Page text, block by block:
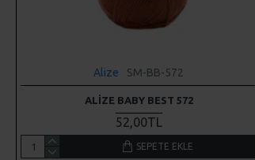
Alize SM-BB-572
ALIZE BABY BEST 572
52,00TL
SEPETE EKLE